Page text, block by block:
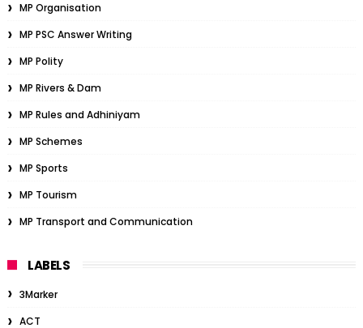
MP Organisation
MP PSC Answer Writing
MP Polity
MP Rivers & Dam
MP Rules and Adhiniyam
MP Schemes
MP Sports
MP Tourism
MP Transport and Communication
LABELS
3Marker
ACT